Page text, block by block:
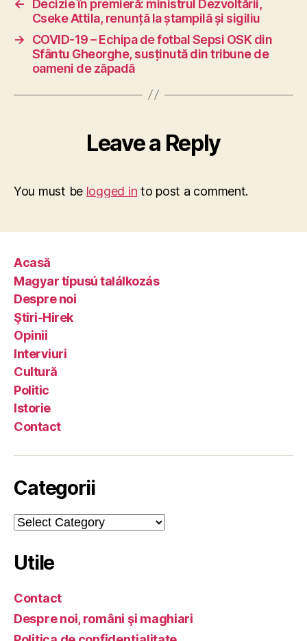
←
Decizie în premieră: ministrul Dezvoltării,
Cseke Attila, renunță la ștampilă și sigiliu
→
COVID-19 – Echipa de fotbal Sepsi OSK din
Sfântu Gheorghe, susținută din tribune de
oameni de zăpadă
Leave a Reply
You must be logged in to post a comment.
Acasă
Magyar típusú találkozás
Despre noi
Ştiri-Hirek
Opinii
Interviuri
Cultură
Politic
Istorie
Contact
Categorii
Categorii
Utile
Contact
Despre noi, români şi maghiari